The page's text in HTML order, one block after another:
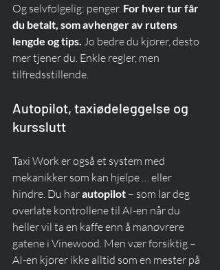
Og selvfølgelig: penger. For hver tur får
du betalt, som avhenger av rutens
lengde og tips. Jo bedre du kjører, desto
mer tjener du. Enkle regler, men
tilfredsstillende.
Autopilot, taxiødeleggelse og
kursslutt
Taxi Work er også et system med
mekanikker som kan hjelpe … eller
hindre. Du har autopilot – som lar deg
overlate kontrollene til AI-en når du
heller vil ta en kaffe enn å manøvrere
gatene i Vinewood. Men vær forsiktig –
AI-en kjører ikke alltid som en mester på